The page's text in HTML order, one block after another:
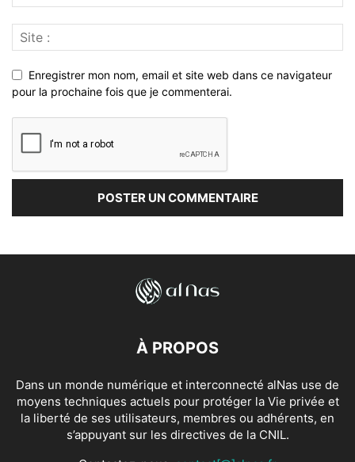
Enregistrer mon nom, email et site web dans ce navigateur
pour la prochaine fois que je commenterai.
À PROPOS
Dans un monde numérique et interconnecté alNas use de
moyens techniques actuels pour protéger la Vie privée et
la liberté de ses utilisateurs, membres ou adhérents, en
s’appuyant sur les directives de la CNIL.